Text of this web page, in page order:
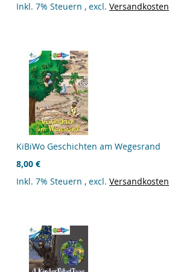
Inkl. 7% Steuern , excl. Versandkosten
KiBiWo Geschichten am Wegesrand
8,00 €
Inkl. 7% Steuern , excl. Versandkosten